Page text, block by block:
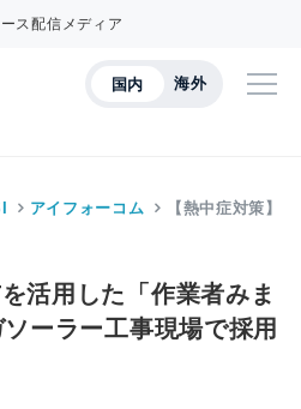
ス配信メディア
国内 海外
アイフォーコム 【熱中症対策】
活用した「作業者みま
ーラー工事現場で採用